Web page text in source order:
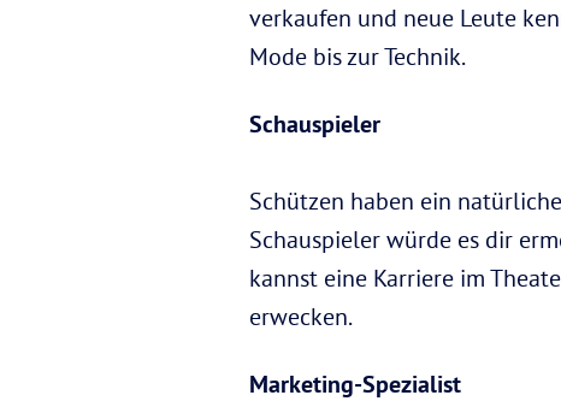
verkaufen und neue Leute
Mode bis zur Technik.
Schauspieler
Schützen haben ein
Schauspieler würde es dir
kannst eine Karriere im
erwecken.
Marketing-Spezialist